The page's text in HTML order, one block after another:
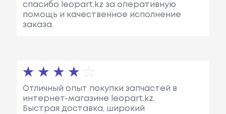
спасибо leopart.kz за оперативную
помощь и качественное исполнение
заказа.
Отличный опыт покупки запчастей в
интернет-магазине leopart.kz.
Быстрая доставка, широкий